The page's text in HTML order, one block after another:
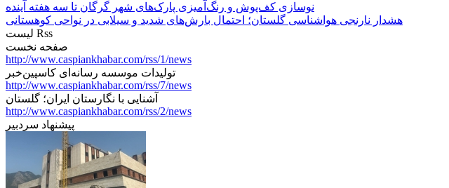
نوسازی کف‌پوش و رنگ‌آمیزی پارک‌های شهر گرگان تا سه هفته آینده
هشدار نارنجی هواشناسی گلستان؛ احتمال بارش‌های شدید و سیلابی در نواحی کوهستانی
لیست Rss
صفحه نخست
http://www.caspiankhabar.com/rss/1/news
تولیدات موسسه رسانه‌ای کاسپین‌خبر
http://www.caspiankhabar.com/rss/7/news
آشنایی با نگارستان ایران؛ گلستان
http://www.caspiankhabar.com/rss/2/news
پیشنهاد سردبیر